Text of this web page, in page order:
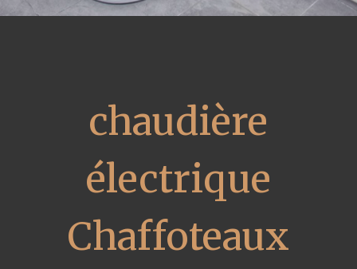
chaudière
électrique
Chaffoteaux